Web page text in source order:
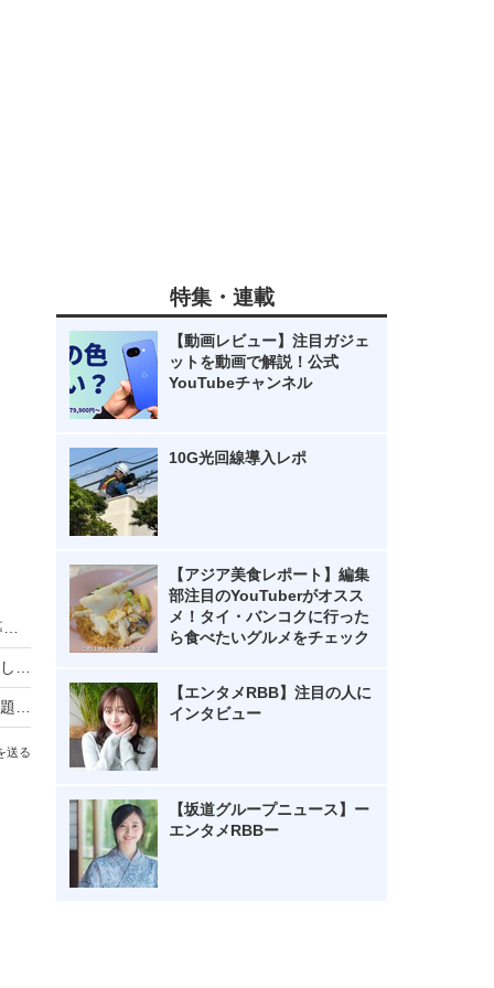
送る
特集・連載
【動画レビュー】注目ガジェ
ットを動画で解説！公式
YouTubeチャンネル
10G光回線導入レポ
【アジア美食レポート】編集
部注目のYouTuberがオスス
メ！タイ・バンコクに行った
ら食べたいグルメをチェック
【エンタメRBB】注目の人に
インタビュー
【坂道グループニュース】ー
エンタメRBBー